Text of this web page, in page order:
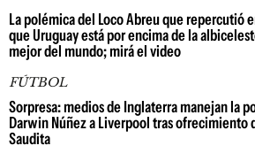
La polémica del Loco Abreu que repercutió
que Uruguay está por encima de la
mejor del mundo; mirá el video
FÚTBOL
Sorpresa: medios de Inglaterra manejan la
Darwin Núñez a Liverpool tras ofrecimiento
Saudita